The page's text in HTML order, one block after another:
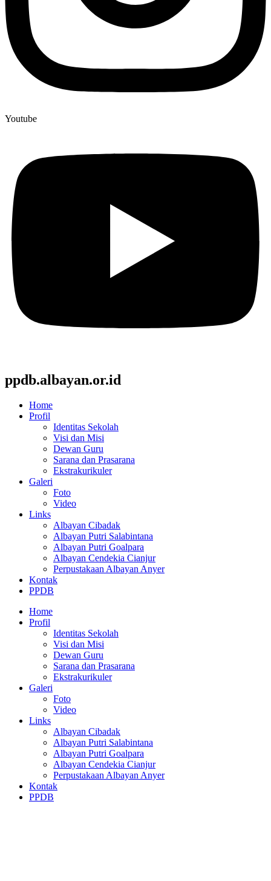
Youtube
ppdb.albayan.or.id
Home
Profil
Identitas Sekolah
Visi dan Misi
Dewan Guru
Sarana dan Prasarana
Ekstrakurikuler
Galeri
Foto
Video
Links
Albayan Cibadak
Albayan Putri Salabintana
Albayan Putri Goalpara
Albayan Cendekia Cianjur
Perpustakaan Albayan Anyer
Kontak
PPDB
Home
Profil
Identitas Sekolah
Visi dan Misi
Dewan Guru
Sarana dan Prasarana
Ekstrakurikuler
Galeri
Foto
Video
Links
Albayan Cibadak
Albayan Putri Salabintana
Albayan Putri Goalpara
Albayan Cendekia Cianjur
Perpustakaan Albayan Anyer
Kontak
PPDB